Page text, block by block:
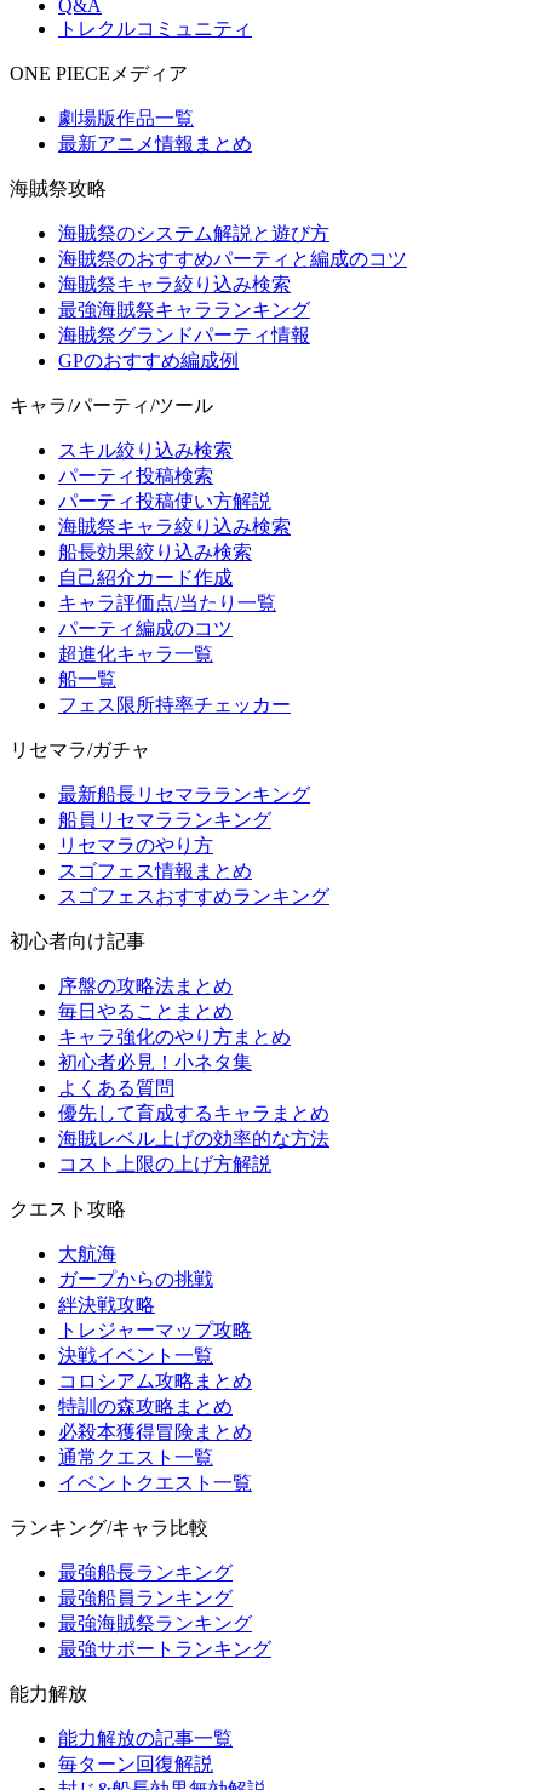
Q&A
トレクルコミュニティ
ONE PIECEメディア
劇場版作品一覧
最新アニメ情報まとめ
海賊祭攻略
海賊祭のシステム解説と遊び方
海賊祭のおすすめパーティと編成のコツ
海賊祭キャラ絞り込み検索
最強海賊祭キャラランキング
海賊祭グランドパーティ情報
GPのおすすめ編成例
キャラ/パーティ/ツール
スキル絞り込み検索
パーティ投稿検索
パーティ投稿使い方解説
海賊祭キャラ絞り込み検索
船長効果絞り込み検索
自己紹介カード作成
キャラ評価点/当たり一覧
パーティ編成のコツ
超進化キャラ一覧
船一覧
フェス限所持率チェッカー
リセマラ/ガチャ
最新船長リセマラランキング
船員リセマラランキング
リセマラのやり方
スゴフェス情報まとめ
スゴフェスおすすめランキング
初心者向け記事
序盤の攻略法まとめ
毎日やることまとめ
キャラ強化のやり方まとめ
初心者必見！小ネタ集
よくある質問
優先して育成するキャラまとめ
海賊レベル上げの効率的な方法
コスト上限の上げ方解説
クエスト攻略
大航海
ガープからの挑戦
絆決戦攻略
トレジャーマップ攻略
決戦イベント一覧
コロシアム攻略まとめ
特訓の森攻略まとめ
必殺本獲得冒険まとめ
通常クエスト一覧
イベントクエスト一覧
ランキング/キャラ比較
最強船長ランキング
最強船員ランキング
最強海賊祭ランキング
最強サポートランキング
能力解放
能力解放の記事一覧
毎ターン回復解説